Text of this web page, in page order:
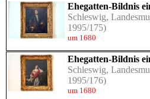
Ehegatten-Bildnis
Schleswig,
1995/175)
um 1680
Ehegatten-Bildnis
Schleswig,
1995/176)
um 1680